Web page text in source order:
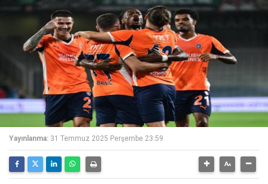
Yayınlanma: 31 Temmuz 2025 Perşembe 23:59